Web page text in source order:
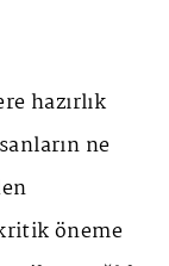
hazırlık
ne
öneme